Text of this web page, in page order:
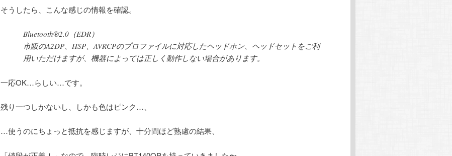
そうしたら、こんな感じの情報を確認。
Bluetooth®2.0（EDR）
市販のA2DP、HSP、AVRCPのプロファイルに対応したヘッドホン、ヘッドセットをご利
用いただけますが、機器によっては正しく動作しない場合があります。
一応OK…らしい…です。
残り一つしかないし、しかも色はピンク…、
…使うのにちょっと抵抗を感じますが、十分間ほど熟慮の結果、